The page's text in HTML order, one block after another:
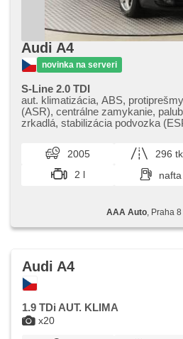
Audi A4
novinka na serveri
S-Line 2.0 TDI
aut. klimatizácia, ABS,
(ASR), centrálne zamykanie,
zrkadlá, stabilizácia podvozka
strešný nosič, autorádio,
2005 296
2 l
nafta
AAA Auto, Praha
x20
Audi A4
1.9 TDi AUT. KLIMA